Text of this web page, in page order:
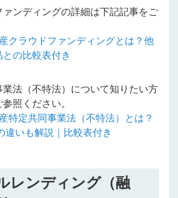
ンディングの詳細は下記記事をご
クラウドファンディングとは？他
の比較表付き
法（不特法）について知りたい方
照ください。
特定共同事業法（不特法）とは？
違いも解説｜比較表付き
レンディング（融